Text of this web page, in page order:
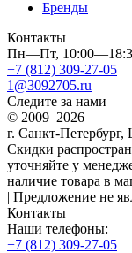
Бренды
Контакты
Пн—Пт,
+7 (812) 309-27-05
1@3092705.ru
Следите за нами
© 2009–2026
г. Санкт-Петербург,
Скидки
уточняйте у
наличие товара в
| Предложение не
Контакты
Наши телефоны:
+7 (812) 309-27-05